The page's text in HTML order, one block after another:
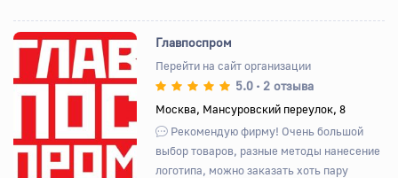
Вперед
Главпоспром
Перейти на сайт организации
5.0 • 2 отзыва
Москва, Мансуровский переулок, 8
Рекомендую фирму! Очень большой
выбор товаров, разные методы нанесение
логотипа, можно заказать хоть пару